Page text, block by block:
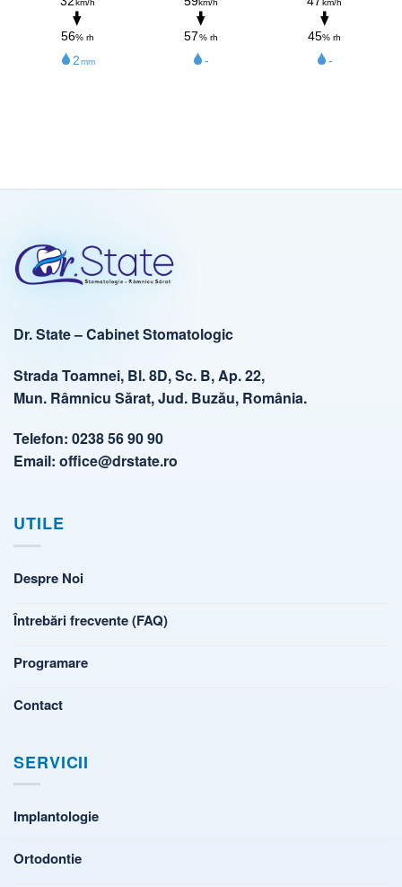
Dr. State – Cabinet Stomatologic
Strada Toamnei, Bl. 8D, Sc. B, Ap. 22,
Mun. Râmnicu Sărat, Jud. Buzău, România.
Telefon: 0238 56 90 90
Email: office@drstate.ro
UTILE
Despre Noi
Întrebări frecvente (FAQ)
Programare
Contact
SERVICII
Implantologie
Ortodontie